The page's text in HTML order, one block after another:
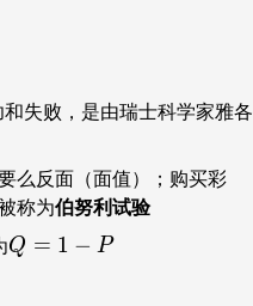
失败，是由瑞士科学家雅各
么反面（面值）；购买彩
称为伯努利试验
Q
Q = 1 − P